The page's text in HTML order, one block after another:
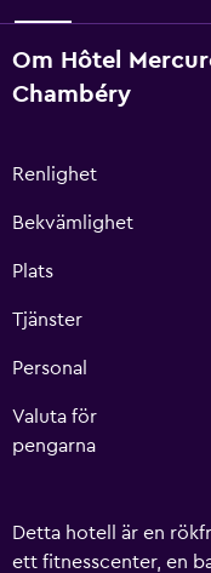
Om Hôtel
Chambéry
Renlighet
Bekvämlighet
Plats
Tjänster
Personal
Valuta för
pengarna
Detta hotell är en
ett fitnesscenter, en